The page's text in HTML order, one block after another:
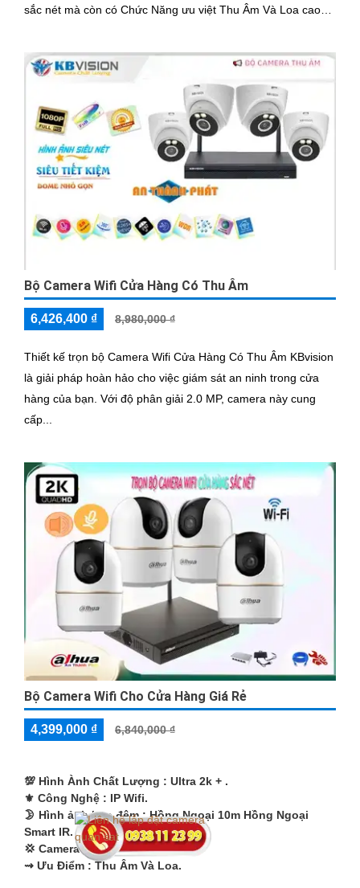
sắc nét mà còn có Chức Năng ưu việt Thu Âm Và Loa cao
Bộ Camera Wifi Cửa Hàng Có Thu Âm
6,426,400 ₫ 8,980,000 ₫
Thiết kế trọn bộ Camera Wifi Cửa Hàng Có Thu Âm KBvision
là giải pháp hoàn hảo cho việc giám sát an ninh trong cửa
hàng của bạn. Với độ phân giải 2.0 MP, camera này cung
cấp...
Bộ Camera Wifi Cho Cửa Hàng Giá Rẻ
4,399,000 ₫ 6,840,000 ₫
💯 Hình Ành Chất Lượng : Ultra 2k + .
⚜️ Công Nghệ : IP Wifi.
🌛 Hình ảnh ban đêm :Hồng Ngoại 10m Hồng Ngoại
Smart IR.
💢 Camera Theo MẫuXoay 360.
️⇝ Ưu Điểm : Thu Âm Và Loa.